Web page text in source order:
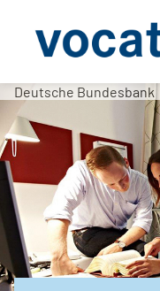
Deutsche Bundesbank